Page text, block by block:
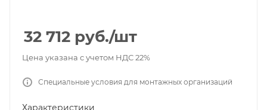
32 712 руб./шт
Цена указана с учетом НДС 22%
Специальные условия для монтажных организаций
Характеристики